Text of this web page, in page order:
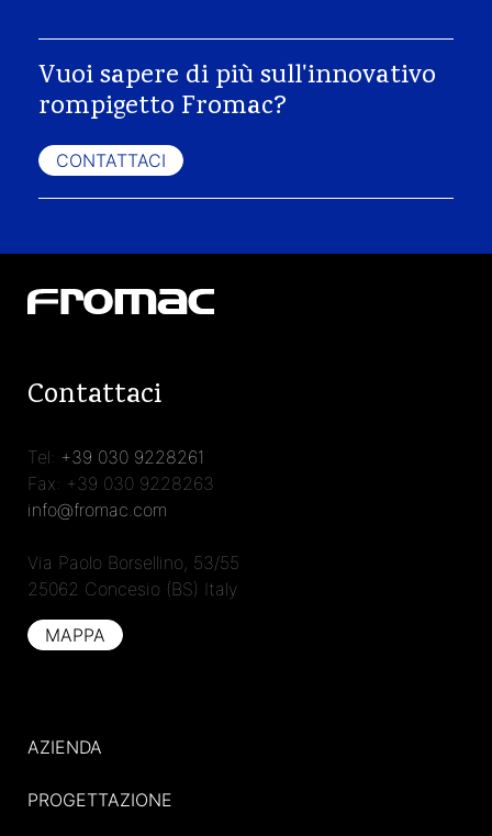
Vuoi sapere di più sull'innovativo
rompigetto Fromac?
CONTATTACI
Contattaci
Tel: +39 030 9228261
Fax: +39 030 9228263
info@fromac.com
Via Paolo Borsellino, 53/55
25062 Concesio (BS) Italy
MAPPA
AZIENDA
PROGETTAZIONE